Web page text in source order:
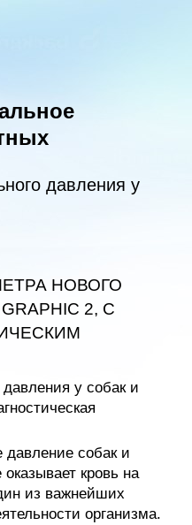
давления у
НОВОГО
2, С
у собак и
давление собак и
кровь на
из важнейших
организма.